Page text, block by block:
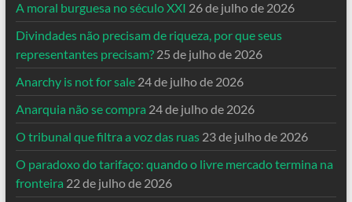
A moral burguesa no século XXI 26 de julho de 2026
Divindades não precisam de riqueza, por que seus
representantes precisam? 25 de julho de 2026
Anarchy is not for sale 24 de julho de 2026
Anarquia não se compra 24 de julho de 2026
O tribunal que filtra a voz das ruas 23 de julho de 2026
O paradoxo do tarifaço: quando o livre mercado termina na
fronteira 22 de julho de 2026